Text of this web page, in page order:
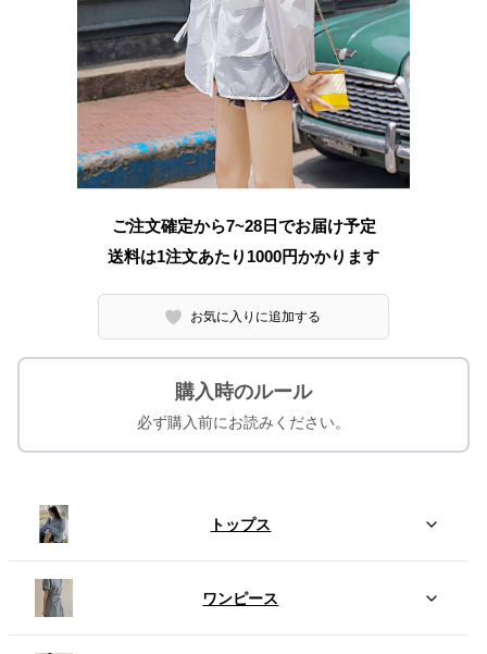
ご注文確定から7~28日でお届け予定
送料は1注文あたり 1000円かかります
お気に入りに追加する
購入時のルール
必ず購入前にお読みください。
トップス
ワンピース